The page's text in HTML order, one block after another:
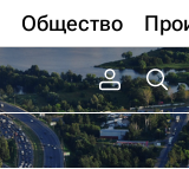
Общество